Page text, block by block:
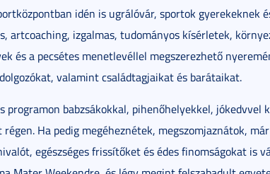
idén is ugrálóvár, sportok gyerekeknek
artcoaching, izgalmas, tudományos kísérletek,
és a pecsétes menetlevéllel megszerezhető
valamint családtagjaikat és barátaikat.
programon babzsákokkal, pihenőhelyekkel, jókedvvel
Ha pedig megéheznétek, megszomjaznátok,
egészséges frissítőket és édes finomságokat is